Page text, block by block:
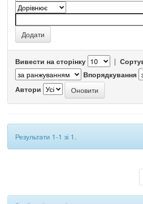
Вивести на сторінку |
Впорядкування
Автори
Результати 1-1 зі 1.